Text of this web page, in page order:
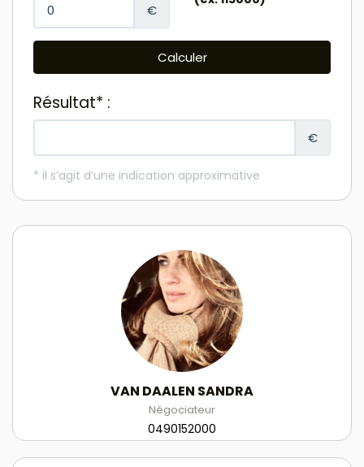
VAN DAALEN SANDRA
Négociateur
0490152000